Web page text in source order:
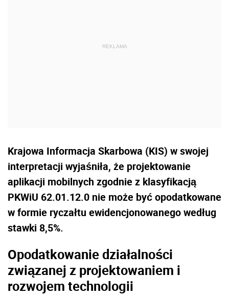
Krajowa Informacja Skarbowa (KIS) w swojej
interpretacji wyjaśniła, że projektowanie
aplikacji mobilnych zgodnie z klasyfikacją
PKWiU 62.01.12.0 nie może być opodatkowane
w formie ryczałtu ewidencjonowanego według
stawki 8,5%.
Opodatkowanie działalności
związanej z projektowaniem i
rozwojem technologii